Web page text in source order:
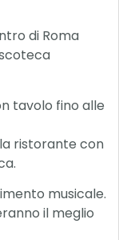
di Roma
tavolo fino alle
ristorante con
musicale.
il meglio